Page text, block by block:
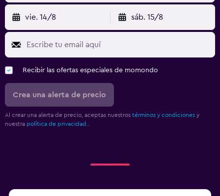
vie. 14/8 sáb. 15/8
Recibir las ofertas especiales de momondo
Crea una alerta de precio
Al crear una alerta de precio, aceptas nuestros términos y condiciones y
nuestra política de privacidad.